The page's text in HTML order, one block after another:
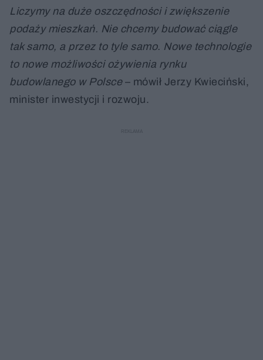
Liczymy na duże oszczędności i zwiększenie
podaży mieszkań. Nie chcemy budować ciągle
tak samo, a przez to tyle samo. Nowe technologie
to nowe możliwości ożywienia rynku
budowlanego w Polsce– mówił Jerzy Kwieciński,
minister inwestycji i rozwoju.